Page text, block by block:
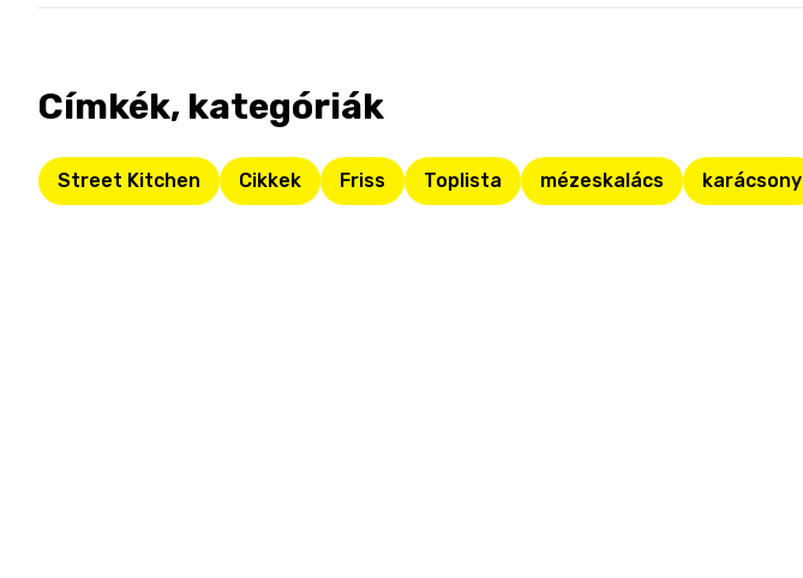
Címkék, kategóriák
Street Kitchen Cikkek Friss Toplista mézeskalács karácsony